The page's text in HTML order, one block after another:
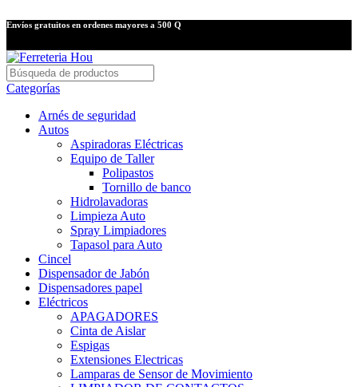
Envíos gratuitos en ordenes mayores a 500 Q
Categorías
Arnés de seguridad
Autos
Aspiradoras Eléctricas
Equipo de Taller
Polipastos
Tornillo de banco
Hidrolavadoras
Limpieza Auto
Spray Limpiadores
Tapasol para Auto
Cincel
Dispensador de Jabón
Dispensadores papel
Eléctricos
APAGADORES
Cinta de Aislar
Espigas
Extensiones Electricas
Lamparas de Sensor de Movimiento